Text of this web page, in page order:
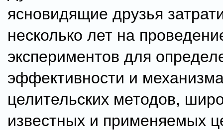
ясновидящие друзья
несколько лет на
экспериментов для
эффективности и
целительских методов,
известных и применяемых